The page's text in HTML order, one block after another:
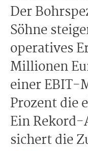
Der
Söhne
operatives
Millionen
einer EBIT-
Prozent die
Ein
sichert die